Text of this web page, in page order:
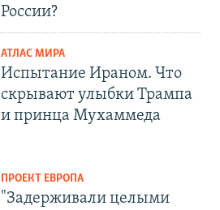
России?
АТЛАС МИРА
Испытание Ираном. Что
скрывают улыбки Трампа
и принца Мухаммеда
ПРОЕКТ ЕВРОПА
"Задерживали целыми